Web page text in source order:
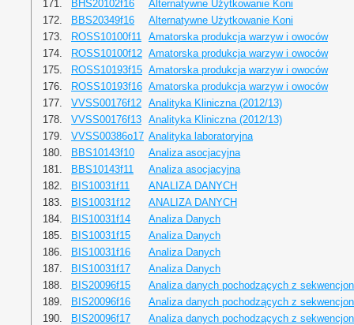
171.
BHS20102f16
Alternatywne Użytkowanie Koni
172.
BBS20349f16
Alternatywne Użytkowanie Koni
173.
ROSS10100f11 Amatorska produkcja warzyw i owoców
174.
ROSS10100f12 Amatorska produkcja warzyw i owoców
175.
ROSS10193f15 Amatorska produkcja warzyw i owoców
176.
ROSS10193f16 Amatorska produkcja warzyw i owoców
177.
VVSS00176f12 Analityka Kliniczna (2012/13)
178.
VVSS00176f13 Analityka Kliniczna (2012/13)
179.
VVSS00386o17 Analityka laboratoryjna
180.
BBS10143f10
Analiza asocjacyjna
181.
BBS10143f11
Analiza asocjacyjna
182.
BIS10031f11
ANALIZA DANYCH
183.
BIS10031f12
ANALIZA DANYCH
184.
BIS10031f14
Analiza Danych
185.
BIS10031f15
Analiza Danych
186.
BIS10031f16
Analiza Danych
187.
BIS10031f17
Analiza Danych
188.
BIS20096f15
Analiza danych pochodzących z
189.
BIS20096f16
Analiza danych pochodzących z
190.
BIS20096f17
Analiza danych pochodzących z